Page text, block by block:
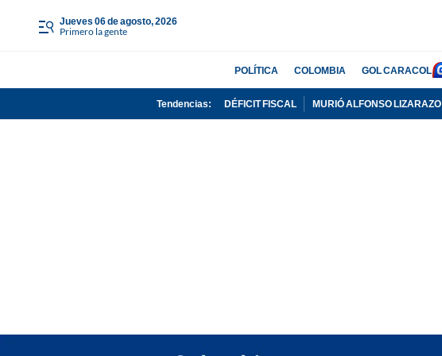
jueves 06 de agosto, 2026
Primero la gente
POLÍTICA COLOMBIA GOL CARACOL
Tendencias: DÉFICIT FISCAL MURIÓ ALFONSO LIZARAZO